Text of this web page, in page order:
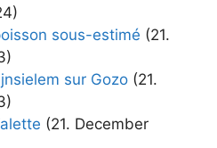
sous-estimé (21.
sur Gozo (21.
(21. December